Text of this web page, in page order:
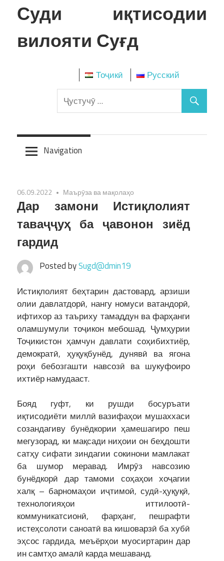
Skip
to
Суди иқтисодии
вилояти Суғд
Тоҷикӣ Русский
Navigation
06.09.2022 Маърӯза ва мақолаҳо
Дар замони Истиқлолият
таваҷҷуҳ ба ҷавонон зиёд
гардид
Posted bySugd@dmin19
Истиқлолият беҳтарин дастовард, арзиши
олии давлатдорӣ, нангу номуси ватандорӣ,
ифтихор аз таъриху тамаддун ва фарҳанги
оламшумули тоҷикон мебошад. Ҷумҳурии
Тоҷикистон ҳамчун давлати соҳибихтиёр,
демократӣ, ҳуқуқбунёд, дунявӣ ва ягона
роҳи бебозгашти навсозӣ ва шукуфоиро
ихтиёр намудааст.
Бояд гуфт, ки рушди босуръати
иқтисодиёти миллӣ вазифаҳои мушаххаси
созандагиву бунёдкории ҳамешагиро пеш
мегузорад, ки мақсади ниҳоии он беҳдошти
сатҳу сифати зиндагии сокинони мамлакат
ба шумор меравад. Имрӯз навсозию
бунёдкорӣ дар тамоми соҳаҳои хоҷагии
халқ – барномаҳои иҷтимоӣ, судӣ-ҳуқуқӣ,
технологияҳои иттилоотӣ-
коммуникатсионӣ, фарҳанг, пешрафти
истеҳсолоти саноатӣ ва кишоварзӣ ба хубӣ
эҳсос гардида, меъёрҳои муосиртарин дар
ин самтҳо амалӣ карда мешаванд.